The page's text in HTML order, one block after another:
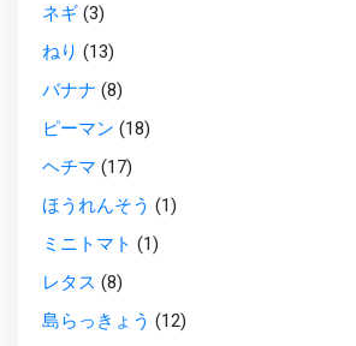
ネギ (3)
ねり (13)
バナナ (8)
ピーマン (18)
ヘチマ (17)
ほうれんそう (1)
ミニトマト (1)
レタス (8)
島らっきょう (12)